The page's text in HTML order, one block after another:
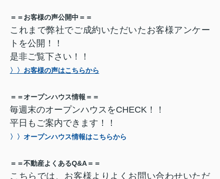
＝＝お客様の声公開中＝＝
これまで弊社でご成約いただいたお客様アンケー
トを公開！！
是非ご覧下さい！！
〉〉お客様の声はこちらから
＝＝オープンハウス情報＝＝
毎週末のオープンハウスをCHECK！！
平日もご案内できます！！
〉〉オープンハウス情報はこちらから
＝＝不動産よくあるQ&A＝＝
こちらでは、お客様よりよくお問い合わせいただ